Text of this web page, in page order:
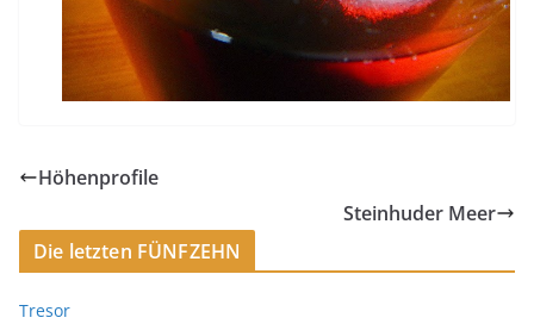
Höhenprofile
Steinhuder Meer
Die letzten FÜNFZEHN
Tresor